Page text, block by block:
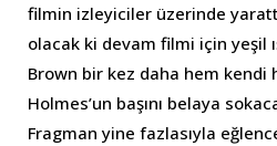
filmin izleyiciler üzerinde
olacak ki devam filmi için yeşil
Brown bir kez daha hem kendi
Holmes’un başını belaya
Fragman yine fazlasıyla